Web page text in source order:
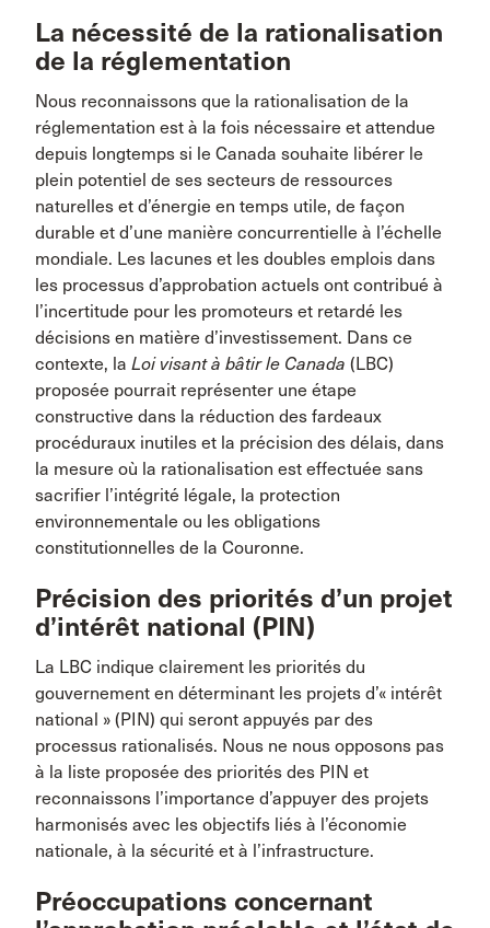
La nécessité de la rationalisation
de la réglementation
Nous reconnaissons que la rationalisation de la
réglementation est à la fois nécessaire et attendue
depuis longtemps si le Canada souhaite libérer le
plein potentiel de ses secteurs de ressources
naturelles et d’énergie en temps utile, de façon
durable et d’une manière concurrentielle à l’échelle
mondiale. Les lacunes et les doubles emplois dans
les processus d’approbation actuels ont contribué à
l’incertitude pour les promoteurs et retardé les
décisions en matière d’investissement. Dans ce
contexte, la Loi visant à bâtir le Canada (LBC)
proposée pourrait représenter une étape
constructive dans la réduction des fardeaux
procéduraux inutiles et la précision des délais, dans
la mesure où la rationalisation est effectuée sans
sacrifier l’intégrité légale, la protection
environnementale ou les obligations
constitutionnelles de la Couronne.
Précision des priorités d’un projet
d’intérêt national (PIN)
La LBC indique clairement les priorités du
gouvernement en déterminant les projets d’« intérêt
national » (PIN) qui seront appuyés par des
processus rationalisés. Nous ne nous opposons pas
à la liste proposée des priorités des PIN et
reconnaissons l’importance d’appuyer des projets
harmonisés avec les objectifs liés à l’économie
nationale, à la sécurité et à l’infrastructure.
Préoccupations concernant